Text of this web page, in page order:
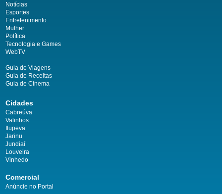
Notícias
Esportes
Entretenimento
Mulher
Política
Tecnologia e Games
WebTV
Guia de Viagens
Guia de Receitas
Guia de Cinema
Cidades
Cabreúva
Valinhos
Itupeva
Jarinu
Jundiaí
Louveira
Vinhedo
Comercial
Anúncie no Portal